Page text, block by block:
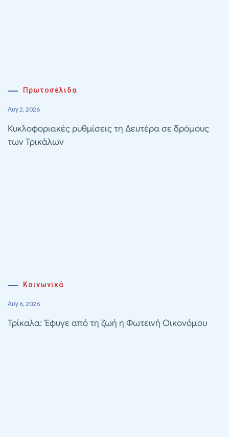
Πρωτοσέλιδα
Αυγ 2, 2026
Κυκλοφοριακές ρυθμίσεις τη Δευτέρα σε δρόμους
των Τρικάλων
Κοινωνικά
Αυγ 6, 2026
Τρίκαλα: Έφυγε από τη ζωή η Φωτεινή Οικονόμου